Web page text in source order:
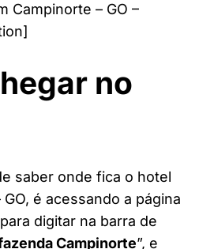
Campinorte – GO –
no
saber onde fica o hotel
é acessando a página
digitar na barra de
Campinorte”, e